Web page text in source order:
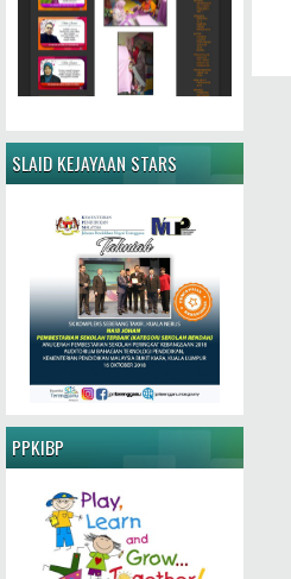
SLAID KEJAYAAN STARS
PPKIBP